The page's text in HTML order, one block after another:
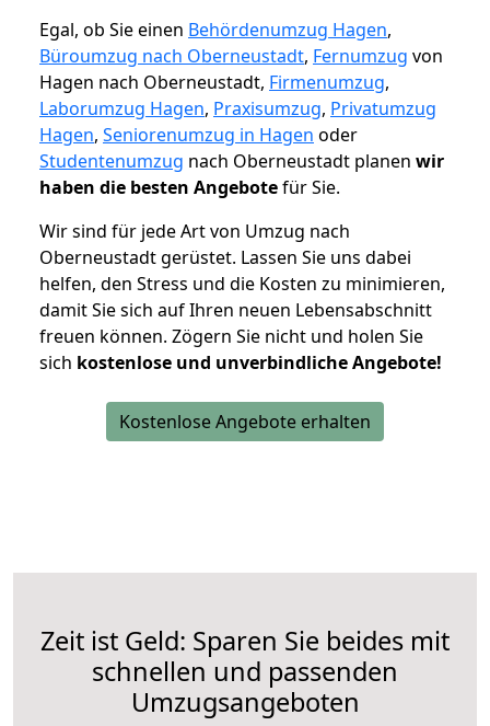
Egal, ob Sie einen Behördenumzug Hagen,
Büroumzug nach Oberneustadt, Fernumzug von
Hagen nach Oberneustadt, Firmenumzug,
Laborumzug Hagen, Praxisumzug, Privatumzug
Hagen, Seniorenumzug in Hagen oder
Studentenumzug nach Oberneustadt planen wir
haben die besten Angebotefür Sie.
Wir sind für jede Art von Umzug nach
Oberneustadt gerüstet. Lassen Sie uns dabei
helfen, den Stress und die Kosten zu minimieren,
damit Sie sich auf Ihren neuen Lebensabschnitt
freuen können. Zögern Sie nicht und holen Sie
sich kostenlose und unverbindliche Angebote!
Kostenlose Angebote erhalten
Zeit ist Geld: Sparen Sie beides mit
schnellen und passenden
Umzugsangeboten